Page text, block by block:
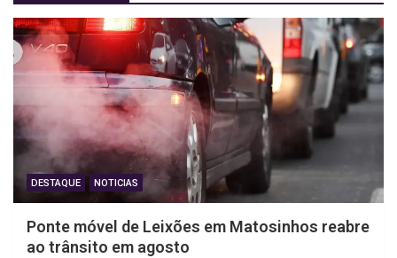
DESTAQUE NOTICIAS
Ponte móvel de Leixões em Matosinhos reabre
ao trânsito em agosto